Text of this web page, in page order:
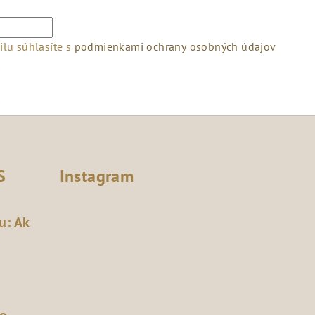
súhlasíte s podmienkami ochrany osobných údajov
Ak
Instagram